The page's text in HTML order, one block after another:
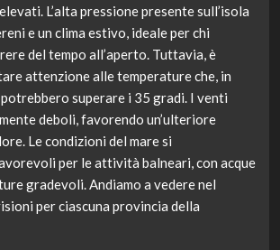
L’alta pressione presente sull’isola
e un clima estivo, ideale per chi
del tempo all’aperto. Tuttavia, è
attenzione alle temperature che, in
superare i 35 gradi. I venti
deboli, favorendo un’ulteriore
Le condizioni del mare si
per le attività balneari, con acque
gradevoli. Andiamo a vedere nel
per ciascuna provincia della